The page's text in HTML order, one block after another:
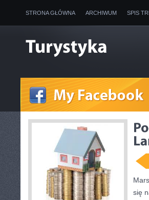
STRONA GŁÓWNA ARCHIWUM SPIS
się